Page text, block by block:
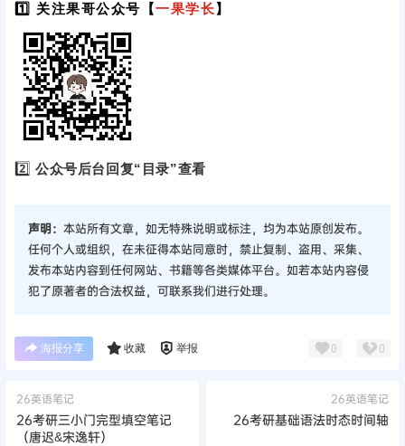
1️⃣ 关注果哥公众号【一果学长】
2️⃣公众号后台回复“目录”查看
声明： 本站所有文章，如无特殊说明或标注，均为本站原创发布。
任何个人或组织，在未征得本站同意时，禁止复制、盗用、采集、
发布本站内容到任何网站、书籍等各类媒体平台。如若本站内容侵
犯了原著者的合法权益，可联系我们进行处理。
海报分享 收藏 举报 0 0
26英语笔记
26考研三小门完型填空笔记
（唐迟&宋逸轩）
26英语笔记
26考研基础语法时态时间轴